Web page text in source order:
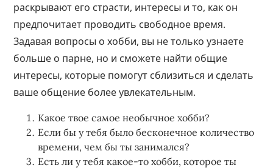
раскрывают его страсти, интересы и то, как он
предпочитает проводить свободное время.
Задавая вопросы о хобби, вы не только узнаете
больше о парне, но и сможете найти общие
интересы, которые помогут сблизиться и сделать
ваше общение более увлекательным.
Какое твое самое необычное хобби?
Если бы у тебя было бесконечное количество
времени, чем бы ты занимался?
Есть ли у тебя какое-то хобби, которое ты